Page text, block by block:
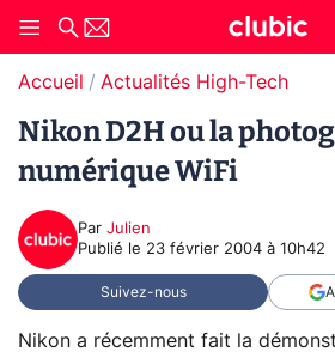
Accueil Actualités High-Tech
Nikon D2H ou la
numérique WiFi
Par Julien
Publié le 23 février 2004 à 10h42
Suivez-nous
Nikon a récemment fait la